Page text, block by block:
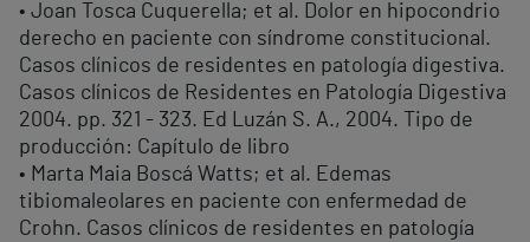
• Joan Tosca Cuquerella; et al. Dolor en hipocondrio
derecho en paciente con síndrome constitucional.
Casos clínicos de residentes en patología digestiva.
Casos clínicos de Residentes en Patología Digestiva
2004. pp. 321 - 323. Ed Luzán S. A., 2004. Tipo de
producción: Capítulo de libro
• Marta Maia Boscá Watts; et al. Edemas
tibiomaleolares en paciente con enfermedad de
Crohn. Casos clínicos de residentes en patología